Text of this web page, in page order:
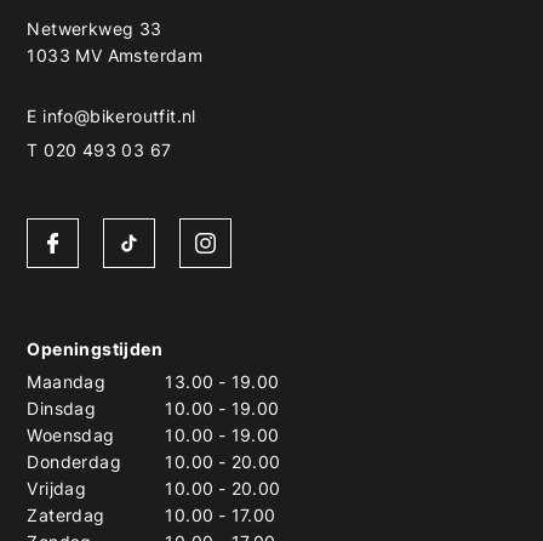
Netwerkweg 33
1033 MV Amsterdam
E info@bikeroutfit.nl
T 020 493 03 67
Openingstijden
Maandag
13.00 - 19.00
Dinsdag
10.00 - 19.00
Woensdag
10.00 - 19.00
Donderdag
10.00 - 20.00
Vrijdag
10.00 - 20.00
Zaterdag
10.00 - 17.00